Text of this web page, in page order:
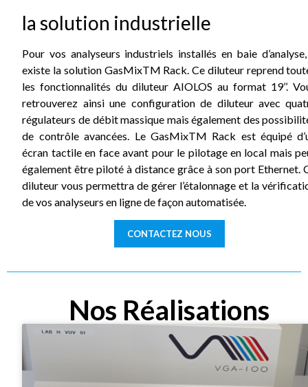
la solution industrielle
Pour vos analyseurs industriels installés en baie
existe la solution GasMixTM Rack. Ce diluteur reprend
les fonctionnalités du diluteur AIOLOS au format 19’’.
retrouverez ainsi une configuration de diluteur avec
régulateurs de débit massique mais également des
de contrôle avancées. Le GasMixTM Rack est équipé
écran tactile en face avant pour le pilotage en local mais
également être piloté à distance grâce à son port Ethernet.
diluteur vous permettra de gérer l’étalonnage et la
de vos analyseurs en ligne de façon automatisée.
CONTACTEZ NOUS
Nos Réalisations